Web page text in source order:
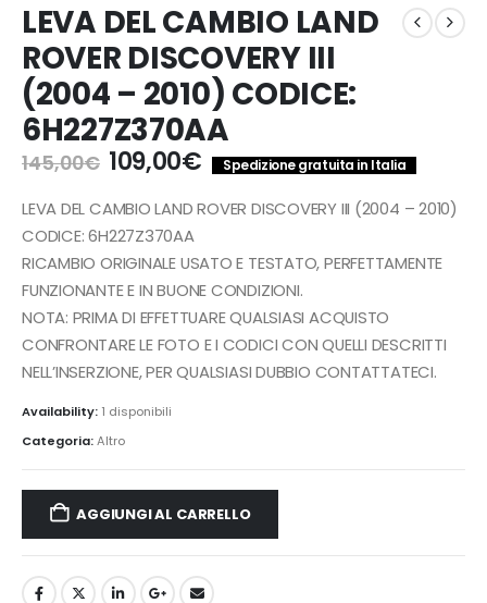
LEVA DEL CAMBIO LAND
ROVER DISCOVERY III
(2004 – 2010) CODICE:
6H227Z370AA
145,00€ Il
originale
era:
145,00€.
109,00€Il
prezzo
attuale
109,00€.
Spedizione gratuita in Italia
LEVA DEL CAMBIO LAND ROVER DISCOVERY III (2004 – 2010)
CODICE: 6H227Z370AA
RICAMBIO ORIGINALE USATO E TESTATO, PERFETTAMENTE
FUNZIONANTE E IN BUONE CONDIZIONI.
NOTA: PRIMA DI EFFETTUARE QUALSIASI ACQUISTO
CONFRONTARE LE FOTO E I CODICI CON QUELLI DESCRITTI
NELL’INSERZIONE, PER QUALSIASI DUBBIO CONTATTATECI.
Availability: 1 disponibili
Categoria:Altro
AGGIUNGI AL CARRELLO